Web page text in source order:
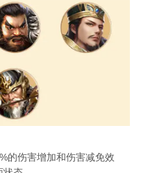
的伤害增加和伤害减免效